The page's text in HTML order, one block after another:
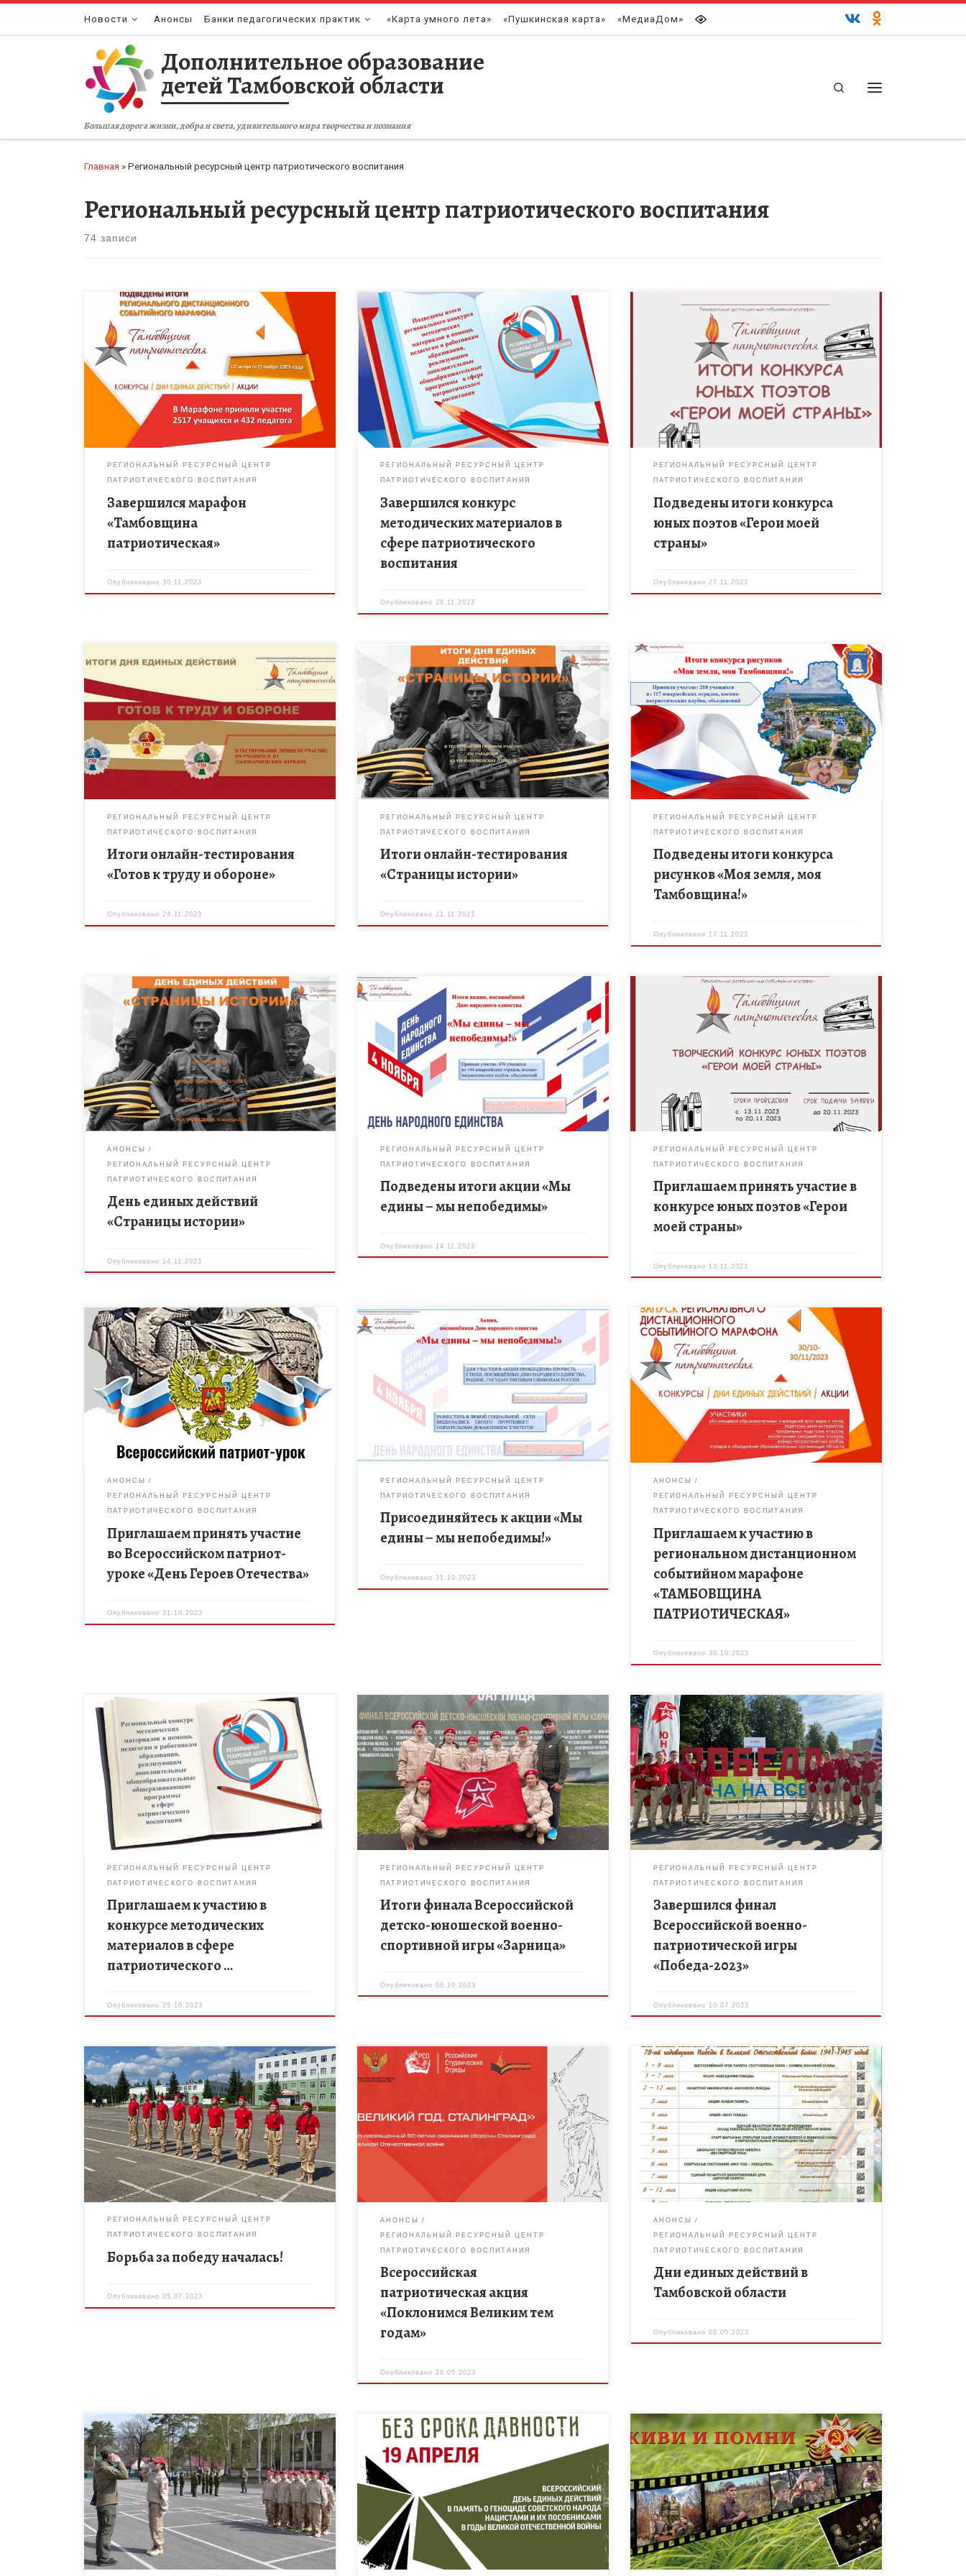
Перейти к содержимому
Новости Анонсы Банки педагогических практик «Карта умного лета» «Пушкинская карта» «МедиаДом»
Дополнительное образование
детей Тамбовской области
Большая дорога жизни, добра и света, удивительного мира творчества и познания
Search
Главная » Региональный ресурсный центр патриотического воспитания
Региональный ресурсный центр патриотического воспитания
74 записи
Подведены итоги регионального дистанционного
событийного марафона «Тамбовщина
патриотическая», который способствовал
созданию благоприятных условий для повышения
профессиональной компетентности и творческой
активности руководителей и членов объединений
(клубов, […]
РЕГИОНАЛЬНЫЙ РЕСУРСНЫЙ ЦЕНТР
ПАТРИОТИЧЕСКОГО ВОСПИТАНИЯ
Завершился марафон
«Тамбовщина
патриотическая»
Опубликовано30.11.2023
Подведены итоги регионального конкурса
методических материалов в помощь педагогам и
работникам образования, реализующим
дополнительные общеобразовательные
программы в сфере патриотического воспитания.
Конкурс способствовал развитию творческой
инициативы, […]
РЕГИОНАЛЬНЫЙ РЕСУРСНЫЙ ЦЕНТР
ПАТРИОТИЧЕСКОГО ВОСПИТАНИЯ
Завершился конкурс
методических материалов в
сфере патриотического
воспитания
Опубликовано28.11.2023
В рамках регионального дистанционного
событийного марафона «Тамбовщина
патриотическая» проведена экспертиза
материалов конкурса юных поэтов «Герои моей
страны». В конкурсе приняли участие 331 учащийся
из 107 […]
РЕГИОНАЛЬНЫЙ РЕСУРСНЫЙ ЦЕНТР
ПАТРИОТИЧЕСКОГО ВОСПИТАНИЯ
Подведены итоги конкурса
юных поэтов «Герои моей
страны»
Опубликовано27.11.2023
22 ноября 2023 года в день гражданской обороны,
в рамках регионального дистанционного
событийного марафона «Тамбовщина
патриотическая», прошло онлайн-тестирование
«Готов к труду и обороне». Все участники […]
РЕГИОНАЛЬНЫЙ РЕСУРСНЫЙ ЦЕНТР
ПАТРИОТИЧЕСКОГО ВОСПИТАНИЯ
Итоги онлайн-тестирования
«Готов к труду и обороне»
Опубликовано24.11.2023
В рамках регионального дистанционного
событийного марафона «Тамбовщина
патриотическая» прошло онлайн-тестирование
«Страницы истории». В тестировании приняли
участие 436 учащихся из 109 юнармейских и
волонтёрских отрядов. Лучшие […]
РЕГИОНАЛЬНЫЙ РЕСУРСНЫЙ ЦЕНТР
ПАТРИОТИЧЕСКОГО ВОСПИТАНИЯ
Итоги онлайн-тестирования
«Страницы истории»
Опубликовано21.11.2023
Конкурс рисунков «Моя земля, моя Тамбовщина»
проводился в рамках регионального
дистанционного событийного марафона
«Тамбовщина патриотическая». В конкурсе
приняли участие 218 учащихся из 117 юнармейских
РЕГИОНАЛЬНЫЙ РЕСУРСНЫЙ ЦЕНТР
ПАТРИОТИЧЕСКОГО ВОСПИТАНИЯ
Подведены итоги конкурса
рисунков «Моя земля, моя
Тамбовщина!»
Опубликовано 17.11.2023
15 ноября 2023 года в рамках регионального
событийного марафона «Тамбовщина
патриотическая» состоится тестирование
«Страницы истории». К участию приглашаются
команды в количестве 4 человек, воспитанники
юнармейских отрядов, […]
АНОНСЫ
РЕГИОНАЛЬНЫЙ РЕСУРСНЫЙ ЦЕНТР
ПАТРИОТИЧЕСКОГО ВОСПИТАНИЯ
День единых действий
«Страницы истории»
Опубликовано 14.11.2023
В рамках регионального дистанционного
событийного марафона «Тамбовщина
патриотическая» прошла акция «Мы едины – мы
непобедимы». В акции приняли участие 676
учащихся из 144 юнармейских отрядов, […]
РЕГИОНАЛЬНЫЙ РЕСУРСНЫЙ ЦЕНТР
ПАТРИОТИЧЕСКОГО ВОСПИТАНИЯ
Подведены итоги акции «Мы
едины – мы непобедимы»
Опубликовано 14.11.2023
В период с 13 ноября по 20 ноября 2023 года в
рамках регионального событийного марафона
«Тамбовщина патриотическая» состоится конкурс
РЕГИОНАЛЬНЫЙ РЕСУРСНЫЙ ЦЕНТР
ПАТРИОТИЧЕСКОГО ВОСПИТАНИЯ
Приглашаем принять участие в
конкурсе юных поэтов «Герои
моей страны»
Опубликовано 13.11.2023
Предлагаем педагогам использовать методику
проведения воспитательного мероприятия
«Патриот-урок», основанного на принципах
наглядности, эмоциональности и краткости, что
соответствует особенностям восприятия
материала современными обучающимися.
Патриот-урок посвящён Дню […]
АНОНСЫ
РЕГИОНАЛЬНЫЙ РЕСУРСНЫЙ ЦЕНТР
ПАТРИОТИЧЕСКОГО ВОСПИТАНИЯ
Приглашаем принять участие
во Всероссийском патриот-
уроке «День Героев Отечества»
Опубликовано31.10.2023
Стартует патриотическая акция, посвящённая Дню
народного единства «Мы едины – мы
непобедимы!». Акция проводится в рамках
регионального дистанционного событийного
марафона «Тамбовщина патриотическая» с 30
октября […]
РЕГИОНАЛЬНЫЙ РЕСУРСНЫЙ ЦЕНТР
ПАТРИОТИЧЕСКОГО ВОСПИТАНИЯ
Присоединяйтесь к акции «Мы
едины – мы непобедимы!»
Опубликовано31.10.2023
Региональный ресурсный центр патриотического
воспитания информирует о запуске
дистанционного событийного марафона
«Тамбовщина патриотическая» с 30 октября по 30
ноября 2023 года. Марафон «Тамбовщина
патриотическая» проводится […]
АНОНСЫ
РЕГИОНАЛЬНЫЙ РЕСУРСНЫЙ ЦЕНТР
ПАТРИОТИЧЕСКОГО ВОСПИТАНИЯ
Приглашаем к участию в
региональном дистанционном
событийном марафоне
«ТАМБОВЩИНА
ПАТРИОТИЧЕСКАЯ»
Опубликовано30.10.2023
Запущен региональный конкурс методических
материалов в помощь педагогам и работникам
образования, реализующим дополнительные
общеобразовательные программы в сфере
патриотического воспитания, который пройдёт в
период с 27 […]
РЕГИОНАЛЬНЫЙ РЕСУРСНЫЙ ЦЕНТР
ПАТРИОТИЧЕСКОГО ВОСПИТАНИЯ
Приглашаем к участию в
конкурсе методических
материалов в сфере
патриотического …
Опубликовано 25.10.2023
С 1 по 6 октября в Московской области прошёл
финал Всероссийской детско-юношеской военно-
спортивной игры «Зарница», направленный на
формирование патриотического воспитания
молодёжи и активный образ жизни. В игре […]
РЕГИОНАЛЬНЫЙ РЕСУРСНЫЙ ЦЕНТР
ПАТРИОТИЧЕСКОГО ВОСПИТАНИЯ
Итоги финала Всероссийской
детско-юношеской военно-
спортивной игры «Зарница»
Опубликовано06.10.2023
Команда ВПК «Юнармеец» МБОУ «Уметская
агроинженерная школа имени Героя
Социалистического Труда П.С. Плешакова»
Тамбовской области справилась со всеми
трудностями, показала хорошие результаты,
заняв 38 место […]
РЕГИОНАЛЬНЫЙ РЕСУРСНЫЙ ЦЕНТР
ПАТРИОТИЧЕСКОГО ВОСПИТАНИЯ
Завершился финал
Всероссийской военно-
патриотической игры
«Победа-2023»
Опубликовано 10.07.2023
В эти дни, с 3 по 9 июля 2023 года команда ВПК
«Юнармеец» МБОУ «Уметская агроинженерная
школа имени Героя Социалистического Труда П.С.
Плешакова» борется с […]
РЕГИОНАЛЬНЫЙ РЕСУРСНЫЙ ЦЕНТР
ПАТРИОТИЧЕСКОГО ВОСПИТАНИЯ
Борьба за победу началась!
Опубликовано05.07.2023
В целях с сохранения исторической памяти о
подвиге советского народа, совершенного в годы
Великой Отечественной проводится
Всероссийская патриотическая акция
«Поклонимся Великим тем годам». Акция
реализуется […]
АНОНСЫ
РЕГИОНАЛЬНЫЙ РЕСУРСНЫЙ ЦЕНТР
ПАТРИОТИЧЕСКОГО ВОСПИТАНИЯ
Всероссийская
патриотическая акция
«Поклонимся Великим тем
годам»
Опубликовано 26.05.2023
В период с 1 по 9 мая 2023 года во всех
образовательных учреждениях Тамбовской
области пройдут Дни единых действий,
приуроченные к празднованию дня Победы в […]
АНОНСЫ
РЕГИОНАЛЬНЫЙ РЕСУРСНЫЙ ЦЕНТР
ПАТРИОТИЧЕСКОГО ВОСПИТАНИЯ
Дни единых действий в
Тамбовской области
Опубликовано02.05.2023
20 апреля 2023 года на базе учебно-методического
центра «Авангард» состоялся финал региональной
детской военно-спортивной игры «Зарничка».
Детская военно-спортивная игра «Зарничка»
проводится в рамках реализации федерального […]
Ежегодно 19 апреля по всей стране проводится
День единых действий в память о геноциде
советского народа нацистами и их пособниками в
годы Великой Отечественной войны. […]
Министерство образования и науки Тамбовской
области в преддверии Дня Победы в Великой
Отечественной войне 1941-1945 годов инициирует
проведение Единого детского областного
киномарафона «Кинолента Победы».
Отечественный […]